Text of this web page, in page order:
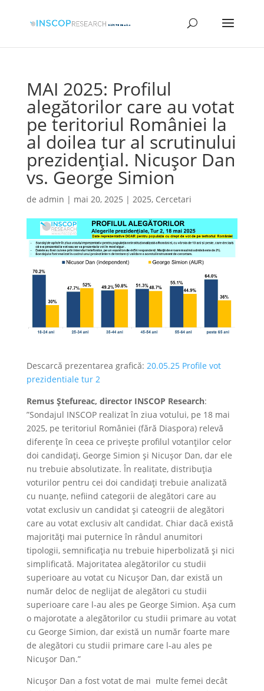
MAI 2025: Profilul
alegătorilor care au votat
pe teritoriul României la
al doilea tur al scrutinului
prezidențial. Nicușor Dan
vs. George Simion
de admin | mai 20, 2025 | 2025, Cercetari
Descarcă prezentarea grafică: 20.05.25 Profile vot
prezidentiale tur 2
Remus Ștefureac, director INSCOP Research:
”Sondajul INSCOP realizat în ziua votului, pe 18 mai
2025, pe teritoriul României (fără Diaspora) relevă
diferențe în ceea ce privește profilul votanților celor
doi candidați, George Simion și Nicușor Dan, dar ele
nu trebuie absolutizate. În realitate, distribuția
voturilor pentru cei doi candidați trebuie analizată
cu nuanțe, nefiind categorii de alegători care au
votat exclusiv un candidat și cateogrii de alegători
care au votat exclusiv alt candidat. Chiar dacă există
majorități mai puternice în rândul anumitori
tipologii, semnificația nu trebuie hiperbolizată și nici
simplificată. Majoritatea alegătorilor cu studii
superioare au votat cu Nicușor Dan, dar există un
număr deloc de neglijat de alegători cu studii
superioare care l-au ales pe George Simion. Așa cum
o majorotate a alegătorilor cu studii primare au votat
cu George Simion, dar există un număr foarte mare
de alegători cu studii primare care l-au ales pe
Nicușor Dan.”
Nicușor Dan a fost votat de mai multe femei decât